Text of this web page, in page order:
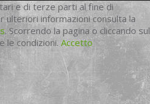
e di terze parti al fine di
informazioni consulta la
. Scorrendo la pagina o cliccando sul
le condizioni. Accetto